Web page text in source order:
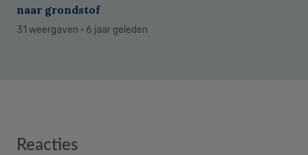
naar grondstof
31 weergaven · 6 jaar geleden
Reader
Reacties